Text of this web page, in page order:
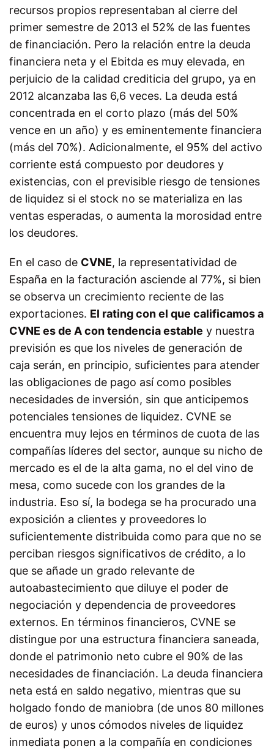
recursos propios representaban al cierre del
primer semestre de 2013 el 52% de las fuentes
de financiación. Pero la relación entre la deuda
financiera neta y el Ebitda es muy elevada, en
perjuicio de la calidad crediticia del grupo, ya en
2012 alcanzaba las 6,6 veces. La deuda está
concentrada en el corto plazo (más del 50%
vence en un año) y es eminentemente financiera
(más del 70%). Adicionalmente, el 95% del activo
corriente está compuesto por deudores y
existencias, con el previsible riesgo de tensiones
de liquidez si el stock no se materializa en las
ventas esperadas, o aumenta la morosidad entre
los deudores.
En el caso de CVNE, la representatividad de
España en la facturación asciende al 77%, si bien
se observa un crecimiento reciente de las
exportaciones. El rating con el que calificamos a
CVNE es de A con tendencia estable y nuestra
previsión es que los niveles de generación de
caja serán, en principio, suficientes para atender
las obligaciones de pago así como posibles
necesidades de inversión, sin que anticipemos
potenciales tensiones de liquidez. CVNE se
encuentra muy lejos en términos de cuota de las
compañías líderes del sector, aunque su nicho de
mercado es el de la alta gama, no el del vino de
mesa, como sucede con los grandes de la
industria. Eso sí, la bodega se ha procurado una
exposición a clientes y proveedores lo
suficientemente distribuida como para que no se
perciban riesgos significativos de crédito, a lo
que se añade un grado relevante de
autoabastecimiento que diluye el poder de
negociación y dependencia de proveedores
externos. En términos financieros, CVNE se
distingue por una estructura financiera saneada,
donde el patrimonio neto cubre el 90% de las
necesidades de financiación. La deuda financiera
neta está en saldo negativo, mientras que su
holgado fondo de maniobra (de unos 80 millones
de euros) y unos cómodos niveles de liquidez
inmediata ponen a la compañía en condiciones